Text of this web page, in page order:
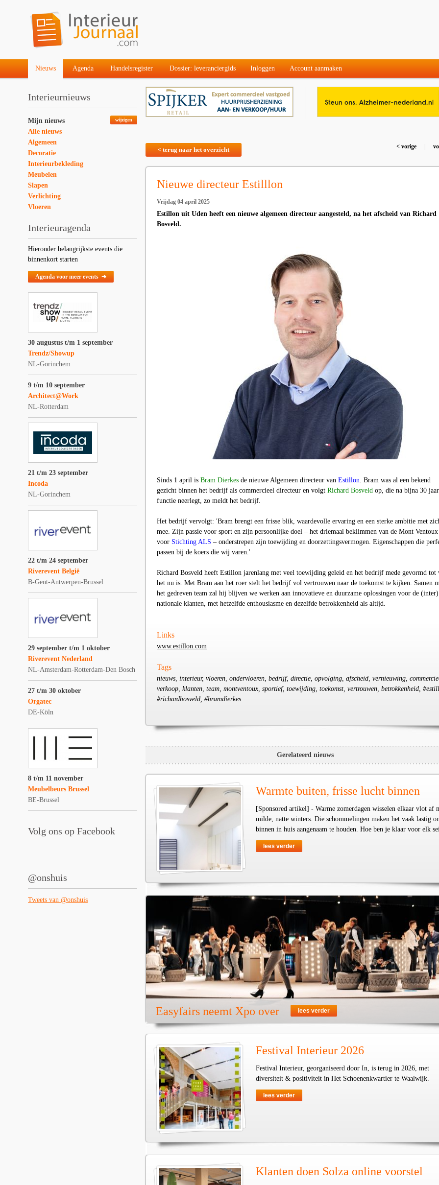
Nieuws Agenda Handelsregister Dossier: leveranciergids Inloggen Account aanmaken
Interieurnieuws
wijzigen
Mijn nieuws
Alle nieuws
Algemeen
Decoratie
Interieurbekleding
Meubelen
Slapen
Verlichting
Vloeren
Interieuragenda
Hieronder belangrijkste events die
binnenkort starten
Agenda voor meer events ➔
30 augustus t/m 1 september
Trendz/Showup
NL-Gorinchem
9 t/m 10 september
Architect@Work
NL-Rotterdam
21 t/m 23 september
Incoda
NL-Gorinchem
22 t/m 24 september
Riverevent België
B-Gent-Antwerpen-Brussel
29 september t/m 1 oktober
Riverevent Nederland
NL-Amsterdam-Rotterdam-Den Bosch
27 t/m 30 oktober
Orgatec
DE-Köln
8 t/m 11 november
Meubelbeurs Brussel
BE-Brussel
Volg ons op Facebook
@onshuis
Tweets van @onshuis
< terug naar het overzicht < vorige
Nieuwe directeur Estilllon
Vrijdag 04 april 2025
Estillon uit Uden heeft een nieuwe algemeen directeur aangesteld, na het afscheid van Richard
Bosveld.
Sinds 1 april is Bram Dierkes de nieuwe Algemeen directeur van Estillon. Bram was al een bekend
gezicht binnen het bedrijf als commercieel directeur en volgt Richard Bosveld op, die na bijna 30
functie neerlegt, zo meldt het bedrijf.
Het bedrijf vervolgt: 'Bram brengt een frisse blik, waardevolle ervaring en een sterke ambitie met
mee. Zijn passie voor sport en zijn persoonlijke doel – het driemaal beklimmen van de Mont Ventoux
voor Stichting ALS – onderstrepen zijn toewijding en doorzettingsvermogen. Eigenschappen die
passen bij de koers die wij varen.'
Richard Bosveld heeft Estillon jarenlang met veel toewijding geleid en het bedrijf mede gevormd tot
het nu is. Met Bram aan het roer stelt het bedrijf vol vertrouwen naar de toekomst te kijken. Samen
het gedreven team zal hij blijven we werken aan innovatieve en duurzame oplossingen voor de (inter)
nationale klanten, met hetzelfde enthousiasme en dezelfde betrokkenheid als altijd.
Links
www.estillon.com
Tags
nieuws, interieur, vloeren, ondervloeren, bedrijf, directie, opvolging, afscheid, vernieuwing,
verkoop, klanten, team, montventoux, sportief, toewijding, toekomst, vertrouwen, betrokkenheid,
#richardbosveld, #bramdierkes
Gerelateerd nieuws
Warmte buiten, frisse lucht binnen
[Sponsored artikel] - Warme zomerdagen wisselen elkaar vlot af
milde, natte winters. Die schommelingen maken het vaak lastig
binnen in huis aangenaam te houden. Hoe ben je klaar voor elk
lees verder
Easyfairs neemt Xpo over lees verder
Festival Interieur 2026
Festival Interieur, georganiseerd door In, is terug in 2026, met
diversiteit & positiviteit in Het Schoenenkwartier te Waalwijk.
lees verder
Klanten doen Solza online voorstel